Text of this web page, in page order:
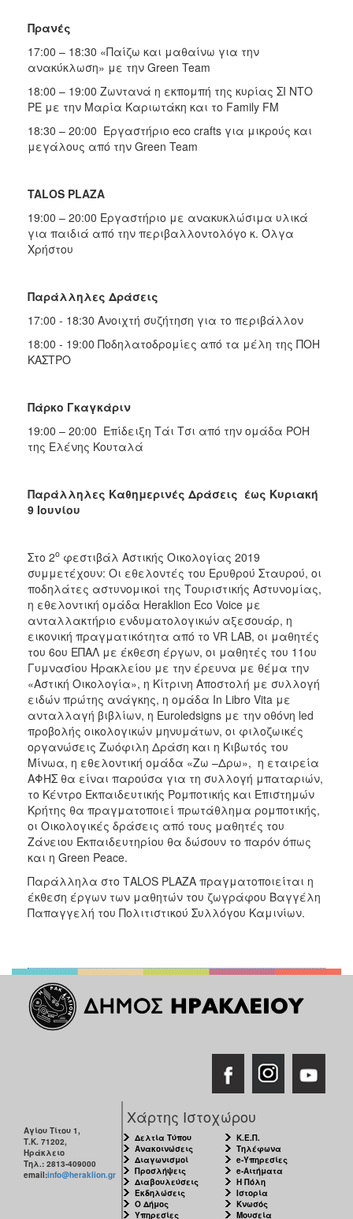
Πρανές
17:00 – 18:30 «Παίζω και μαθαίνω για την
ανακύκλωση» με την Green Team
18:00 – 19:00 Ζωντανά η εκπομπή της κυρίας ΣΙ ΝΤΟ
ΡΕ με την Μαρία Καριωτάκη και το Family FM
18:30 – 20:00 Εργαστήριο eco crafts για μικρούς και
μεγάλους από την Green Team
TALOS PLAZA
19:00 – 20:00 Εργαστήριο με ανακυκλώσιμα υλικά
για παιδιά από την περιβαλλοντολόγο κ. Όλγα
Χρήστου
Παράλληλες Δράσεις
17:00 - 18:30 Ανοιχτή συζήτηση για το περιβάλλον
18:00 - 19:00 Ποδηλατοδρομίες από τα μέλη της ΠΟΗ
ΚΑΣΤΡΟ
Πάρκο Γκαγκάριν
19:00 – 20:00 Επίδειξη Τάι Τσι από την ομάδα ΡΟΗ
της Ελένης Κουταλά
Παράλληλες Καθημερινές Δράσεις έως Κυριακή
9 Ιουνίου
Στο 2ο φεστιβάλ Αστικής Οικολογίας 2019
συμμετέχουν: Οι εθελοντές του Ερυθρού Σταυρού, οι
ποδηλάτες αστυνομικοί της Τουριστικής Αστυνομίας,
η εθελοντική ομάδα Heraklion Eco Voice με
ανταλλακτήριο ενδυματολογικών αξεσουάρ, η
εικονική πραγματικότητα από το VR LAB, οι μαθητές
του 6ου ΕΠΑΛ με έκθεση έργων, οι μαθητές του 11ου
Γυμνασίου Ηρακλείου με την έρευνα με θέμα την
«Αστική Οικολογία», η Κίτρινη Αποστολή με συλλογή
ειδών πρώτης ανάγκης, η ομάδα In Libro Vita με
ανταλλαγή βιβλίων, η Euroledsigns με την οθόνη led
προβολής οικολογικών μηνυμάτων, οι φιλοζωικές
οργανώσεις Ζωόφιλη Δράση και η Κιβωτός του
Μίνωα, η εθελοντική ομάδα «Zω –Δρω», η εταιρεία
ΑΦΗΣ θα είναι παρούσα για τη συλλογή μπαταριών,
το Κέντρο Εκπαιδευτικής Ρομποτικής και Επιστημών
Κρήτης θα πραγματοποιεί πρωτάθλημα ρομποτικής,
οι Οικολογικές δράσεις από τους μαθητές του
Ζάνειου Εκπαιδευτηρίου θα δώσουν το παρόν όπως
και η Green Peace.
Παράλληλα στο ΤΑLOS PLAZA πραγματοποιείται η
έκθεση έργων των μαθητών του ζωγράφου Βαγγέλη
Παπαγγελή του Πολιτιστικού Συλλόγου Καμινίων.
Αγίου Τίτου 1,
Τ.Κ. 71202,
Ηράκλειο
Τηλ.: 2813-409000
email:info@heraklion.gr
Χάρτης Ιστοχώρου
Δελτία Τύπου
Ανακοινώσεις
Διαγωνισμοί
Προσλήψεις
Διαβουλεύσεις
Εκδηλώσεις
Ο Δήμος
Υπηρεσίες
Κ.Ε.Π.
Τηλέφωνα
e-Υπηρεσίες
e-Αιτήματα
Η Πόλη
Ιστορία
Κνωσός
Μουσεία